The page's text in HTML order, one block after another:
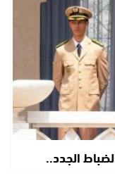
الجدد..